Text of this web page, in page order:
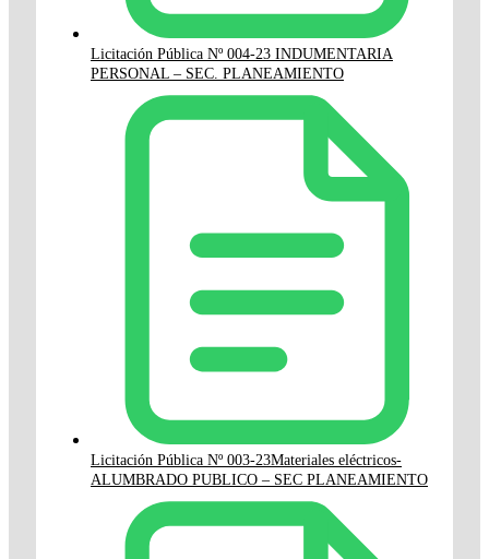
Licitación Pública Nº 004-23 INDUMENTARIA
PERSONAL – SEC. PLANEAMIENTO
Licitación Pública Nº 003-23Materiales eléctricos-
ALUMBRADO PUBLICO – SEC PLANEAMIENTO